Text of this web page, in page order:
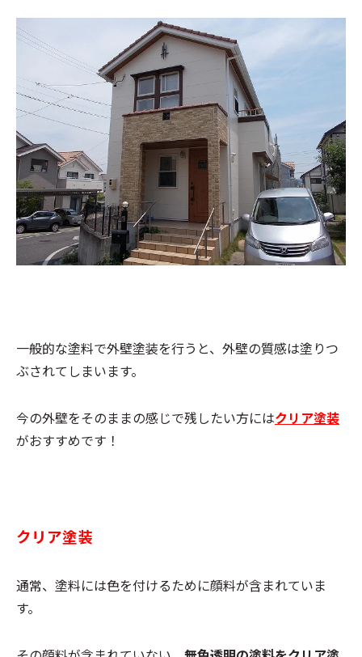
一般的な塗料で外壁塗装を行うと、外壁の質感は塗りつ
ぶされてしまいます。
今の外壁をそのままの感じで残したい方にはクリア塗装
がおすすめです！
クリア塗装
通常、塗料には色を付けるために顔料が含まれていま
す。